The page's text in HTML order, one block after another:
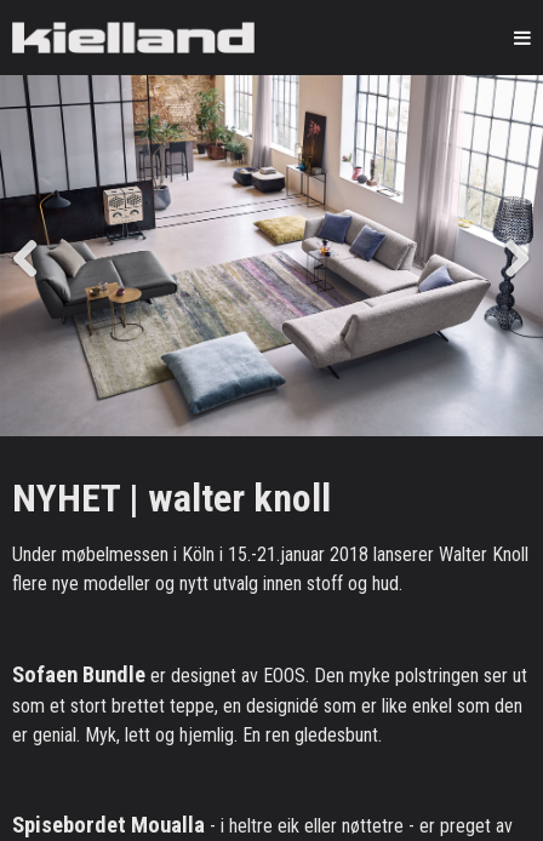
Kielland
Previous Next
NYHET | walter knoll
Under møbelmessen i Köln i 15.-21.januar 2018 lanserer Walter Knoll
flere nye modeller og nytt utvalg innen stoff og hud.
Sofaen Bundle er designet av EOOS. Den myke polstringen ser ut
som et stort brettet teppe, en designidé som er like enkel som den
er genial. Myk, lett og hjemlig. En ren gledesbunt.
Spisebordet Moualla - i heltre eik eller nøttetre - er preget av